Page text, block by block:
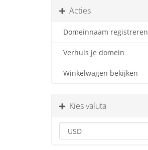
Acties
Domeinnaam registreren
Verhuis je domein
Winkelwagen bekijken
Kies valuta